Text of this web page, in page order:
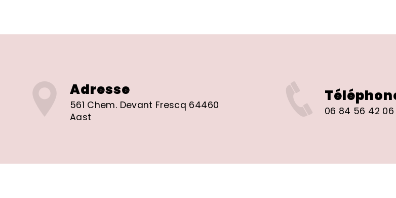
Adresse
561 Chem. Devant Frescq 64460
Aast
06 84 56 42 06